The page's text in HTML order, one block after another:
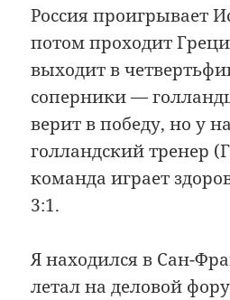
Россия проигрывает
потом проходит
выходит в
соперники —
верит в победу, но у
голландский тренер
команда играет
3:1.
Я находился в Сан-
летал на деловой